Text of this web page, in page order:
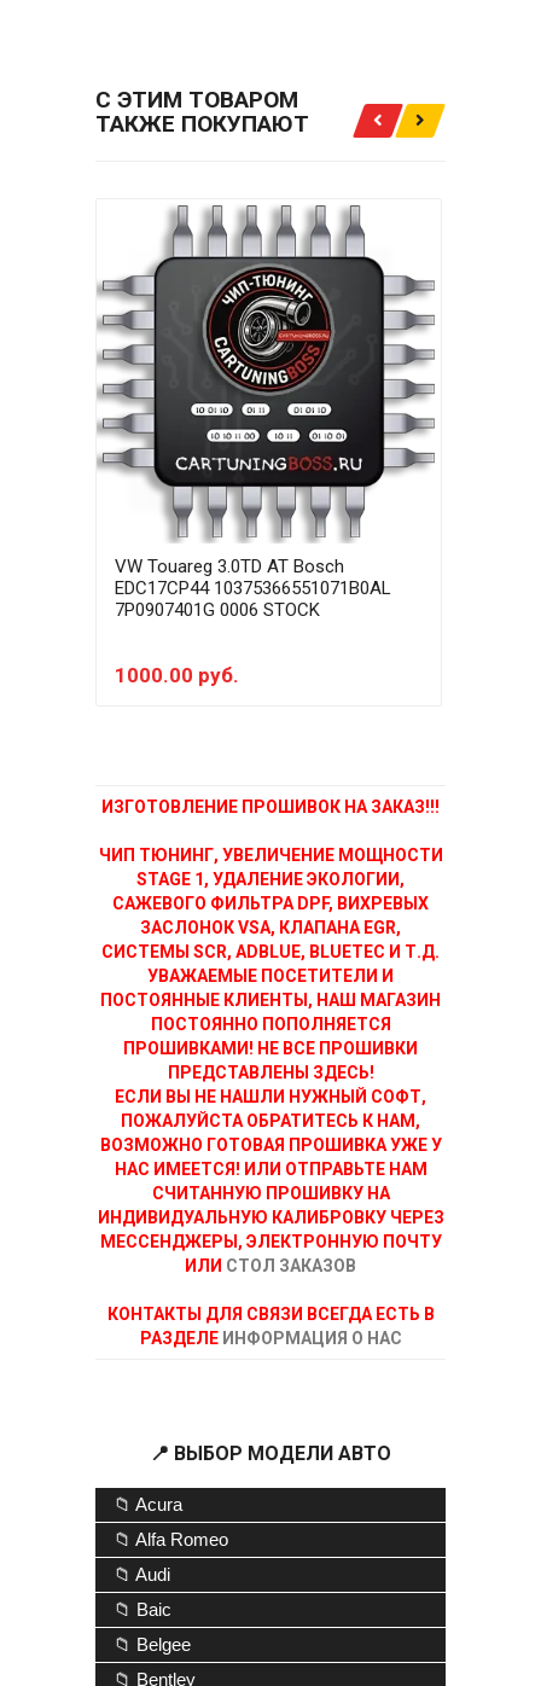
С ЭТИМ ТОВАРОМ
ТАКЖЕ ПОКУПАЮТ
VW Touareg 3.0TD AT Bosch
EDC17CP44 10375366551071B0AL
7P0907401G 0006 STOCK
1000.00 руб.
ИЗГОТОВЛЕНИЕ ПРОШИВОК НА ЗАКАЗ!!!
ЧИП ТЮНИНГ, УВЕЛИЧЕНИЕ МОЩНОСТИ
STAGE 1, УДАЛЕНИЕ ЭКОЛОГИИ,
САЖЕВОГО ФИЛЬТРА DPF, ВИХРЕВЫХ
ЗАСЛОНОК VSA, КЛАПАНА EGR,
СИСТЕМЫ SCR, ADBLUE, BLUETEC И Т.Д.
УВАЖАЕМЫЕ ПОСЕТИТЕЛИ И
ПОСТОЯННЫЕ КЛИЕНТЫ, НАШ МАГАЗИН
ПОСТОЯННО ПОПОЛНЯЕТСЯ
ПРОШИВКАМИ! НЕ ВСЕ ПРОШИВКИ
ПРЕДСТАВЛЕНЫ ЗДЕСЬ!
ЕСЛИ ВЫ НЕ НАШЛИ НУЖНЫЙ СОФТ,
ПОЖАЛУЙСТА ОБРАТИТЕСЬ К НАМ,
ВОЗМОЖНО ГОТОВАЯ ПРОШИВКА УЖЕ У
НАС ИМЕЕТСЯ! ИЛИ ОТПРАВЬТЕ НАМ
СЧИТАННУЮ ПРОШИВКУ НА
ИНДИВИДУАЛЬНУЮ КАЛИБРОВКУ ЧЕРЕЗ
МЕССЕНДЖЕРЫ, ЭЛЕКТРОННУЮ ПОЧТУ
ИЛИ СТОЛ ЗАКАЗОВ
КОНТАКТЫ ДЛЯ СВЯЗИ ВСЕГДА ЕСТЬ В
РАЗДЕЛЕ ИНФОРМАЦИЯ О НАС
📍 ВЫБОР МОДЕЛИ АВТО
📁 Acura
📁 Alfa Romeo
📁 Audi
📁 Baic
📁 Belgee
📁 Bentley